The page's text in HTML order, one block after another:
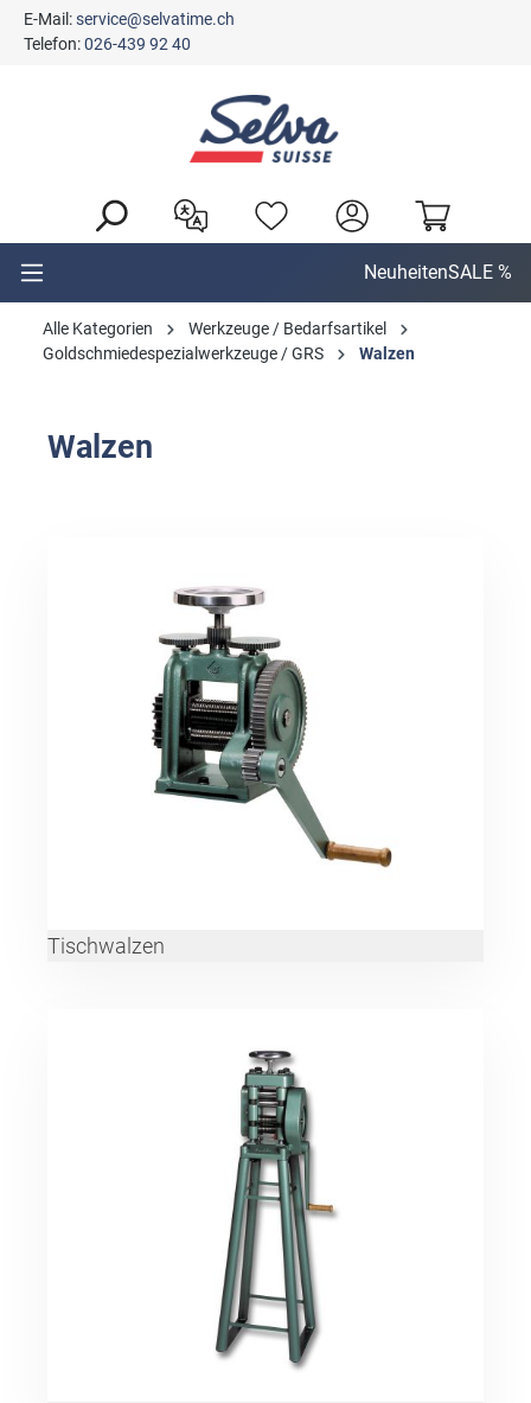
springen
E-Mail:service@selvatime.ch
Telefon:026-439 92 40
NeuheitenSALE %
Alle Kategorien
Werkzeuge / Bedarfsartikel
Goldschmiedespezialwerkzeuge / GRS
Walzen
Walzen
Tischwalzen